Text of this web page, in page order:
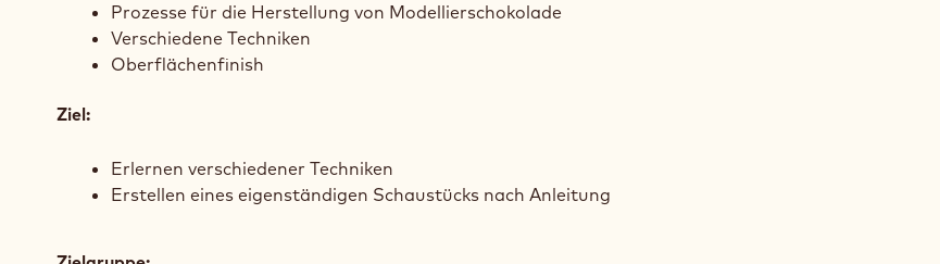
Prozesse für die Herstellung von Modellierschokolade
Verschiedene Techniken
Oberflächenfinish
Ziel:
Erlernen verschiedener Techniken
Erstellen eines eigenständigen Schaustücks nach Anleitung